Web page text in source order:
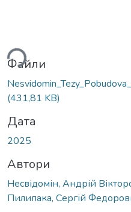
Файли
(431,81 KB)
Дата
2025
Автори
Несвідомін, Андрій
Пилипака, Сергій